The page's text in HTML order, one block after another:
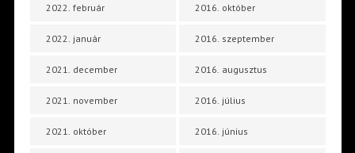
2022. február
2022. január
2021. december
2021. november
2021. október
2016. október
2016. szeptember
2016. augusztus
2016. július
2016. június